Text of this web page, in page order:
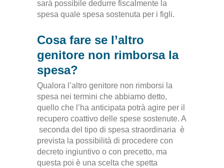
sarà possibile dedurre fiscalmente la
spesa quale spesa sostenuta per i figli.
Cosa fare se l’altro
genitore non rimborsa la
spesa?
Qualora l’altro genitore non rimborsi la
spesa nei termini che abbiamo detto,
quello che l’ha anticipata potrà agire per il
recupero coattivo delle spese sostenute. A
seconda del tipo di spesa straordinaria è
prevista la possibilità di procedere con
decreto ingiuntivo o con precetto, ma
questa poi è una scelta che spetta